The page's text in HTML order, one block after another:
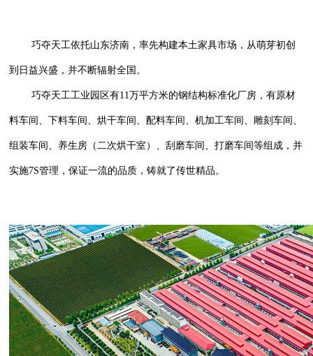
巧夺天工依托山东济南，率先构建本土家具市场，从萌芽初创
到日益兴盛，并不断辐射全国。
巧夺天工工业园区有11万平方米的钢结构标准化厂房，有原材
料车间、下料车间、烘干车间、配料车间、机加工车间、雕刻车间、
组装车间、养生房（二次烘干室）、刮磨车间、打磨车间等组成，并
实施7S管理，保证一流的品质，铸就了传世精品。